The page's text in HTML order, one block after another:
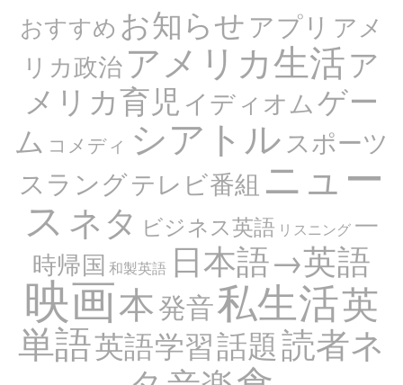
おすすめ お知らせアプリ アメ
リカ政治アメリカ生活ア
メリカ育児 イディオムゲー
ム コメディ シアトルスポーツ
スラングテレビ番組 ニュー
ス ネタ ビジネス英語 リスニング 一
時帰国 和製英語 日本語→英語
映画本発音私生活英
単語英語学習話題読者ネ